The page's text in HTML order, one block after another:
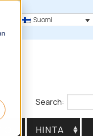
Suomi
Search:
HINTA